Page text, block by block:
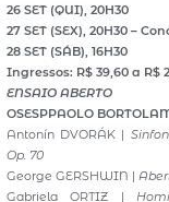
26 SET (QUI), 20H30
27 SET (SEX), 20H30 –
28 SET (SÁB), 16H30
Ingressos: R$ 39,60 a R$
ENSAIO ABERTO
OSESPPAOLO
Antonín DVORÁK |
Op. 70
George GERSHWIN |
Gabriela ORTIZ |